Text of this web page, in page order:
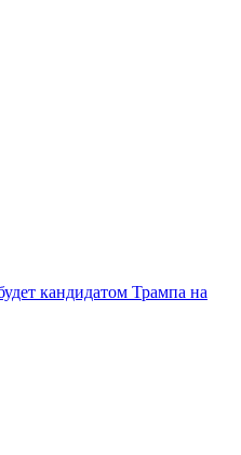
кандидатом Трампа на